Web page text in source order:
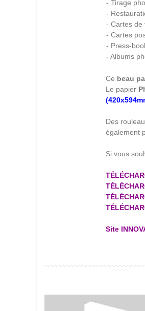
- Tirage
-
- Cartes de
- Cartes
- Press-
- Albums
Ce beau
Le papier
Des
également
Si vous
Site